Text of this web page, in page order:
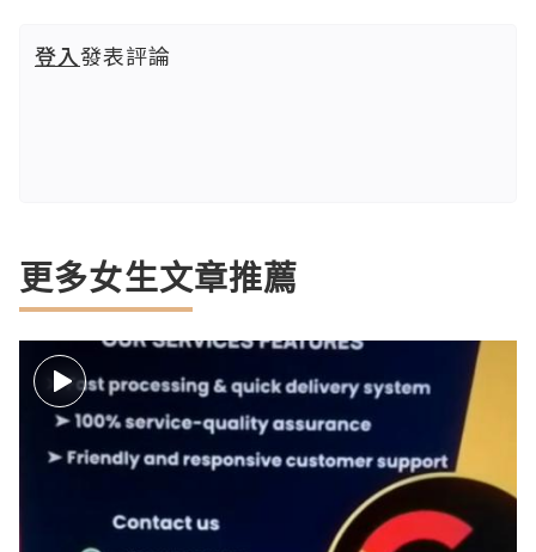
登入發表評論
更多女生文章推薦